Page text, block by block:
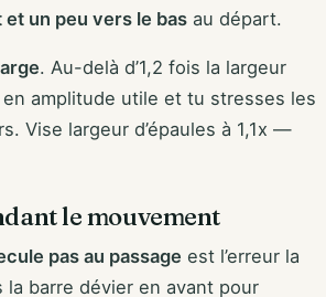
et un peu vers le bas au départ.
. Au-delà d’1,2 fois la largeur
en amplitude utile et tu stresses les
Vise largeur d’épaules à 1,1x —
le mouvement
pas au passage est l’erreur la
la barre dévier en avant pour